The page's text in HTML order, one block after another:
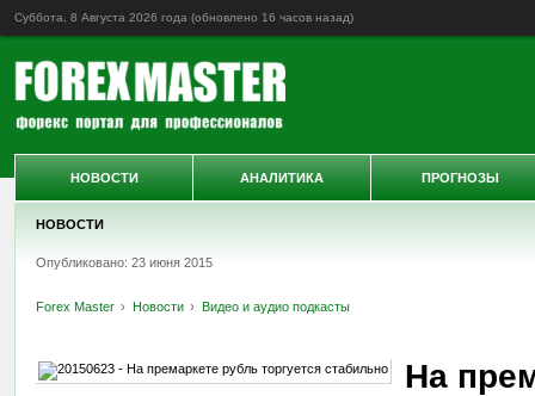
Суббота, 8 Августа 2026 года (обновлено 16 часов назад)
НОВОСТИ
Опубликовано: 23 июня 2015
Forex Master Новости Видео и аудио подкасты
На
НОВОСТИ АНАЛИТИКА ПРОГНОЗЫ